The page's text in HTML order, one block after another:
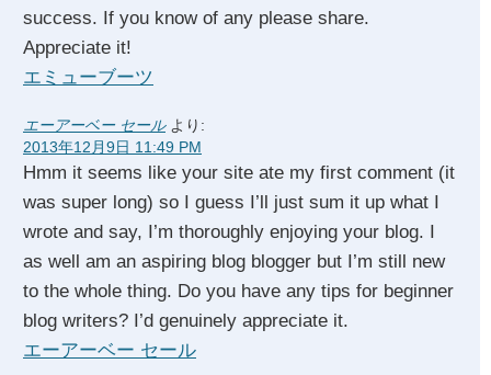
success. If you know of any please share.
Appreciate it!
エミューブーツ
エーアーベー セール より:
2013年12月9日 11:49 PM
Hmm it seems like your site ate my first comment (it
was super long) so I guess I’ll just sum it up what I
wrote and say, I’m thoroughly enjoying your blog. I
as well am an aspiring blog blogger but I’m still new
to the whole thing. Do you have any tips for beginner
blog writers? I’d genuinely appreciate it.
エーアーベー セール